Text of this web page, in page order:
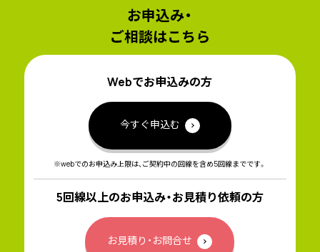
お申込み・
ご相談はこちら
Webでお申込みの方
今すぐ申込む
※webでのお申込み上限は、ご契約中の回線を含め5回線までです。
5回線以上のお申込み・お見積り依頼の方
お見積り・お問合せ